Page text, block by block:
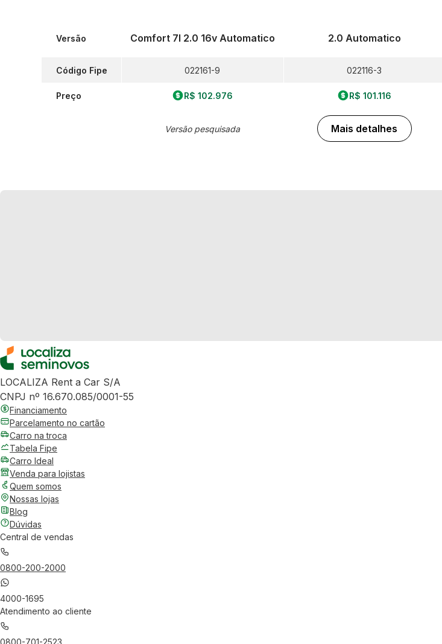
Versão
Código Fipe
Preço
Comfort 7l 2.0 16v Automatico
022161-9
R$ 102.976
Versão pesquisada
2.0 Automatico
022116-3
R$ 101.116
Mais detalhes
LOCALIZA Rent a Car S/A
CNPJ nº 16.670.085/0001-55
Financiamento
Parcelamento no cartão
Carro na troca
Tabela Fipe
Carro Ideal
Venda para lojistas
Quem somos
Nossas lojas
Blog
Dúvidas
Central de vendas
0800-200-2000
4000-1695
Atendimento ao cliente
0800-701-2523